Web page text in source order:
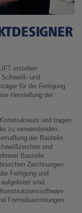
erstellen
und
für die Fertigung
Herstellung der
und tragen
zu verwendenden
der Bauteile,
und
Bauteile.
Zeichnungen
Fertigung und
sind.
Formelsammlungen.